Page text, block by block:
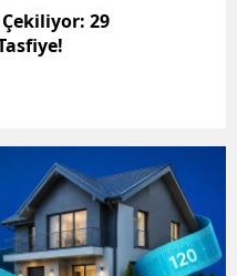
Çekiliyor: 29